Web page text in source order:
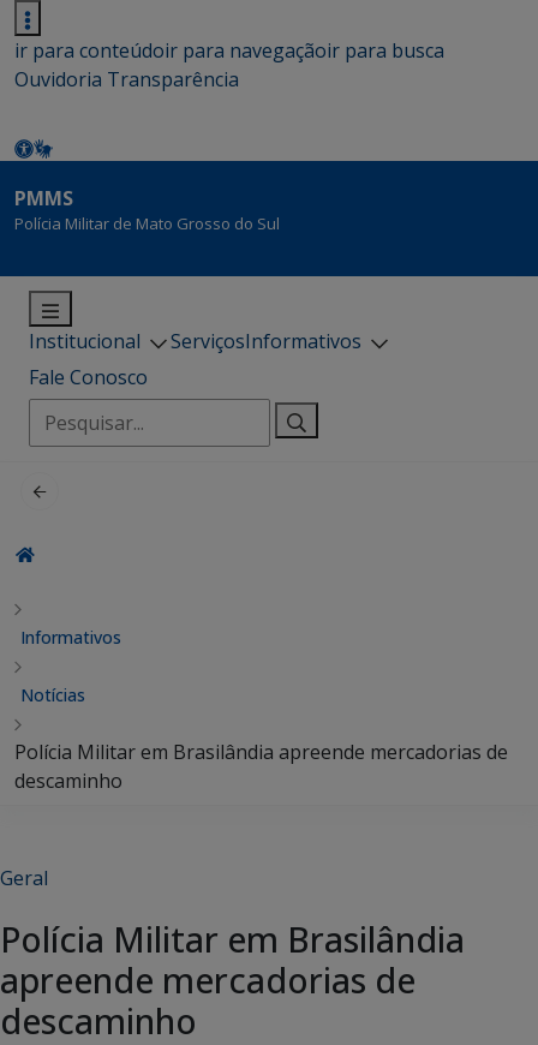
ir para conteúdoir para navegaçãoir para busca
Ouvidoria Transparência
PMMS
Polícia Militar de Mato Grosso do Sul
Institucional ServiçosInformativos
Fale Conosco
Pesquisar
por:
Informativos
Notícias
Polícia Militar em Brasilândia apreende mercadorias de
descaminho
Geral
Polícia Militar em Brasilândia
apreende mercadorias de
descaminho